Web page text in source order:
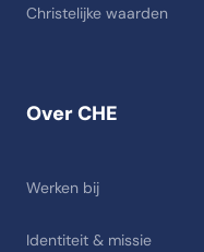
Over CHE
Werken bij
Identiteit & missie
Christelijke waarden